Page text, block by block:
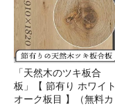
「天然木のツキ板合
板」【 節有り ホワイト
オーク板目 】（無料カ